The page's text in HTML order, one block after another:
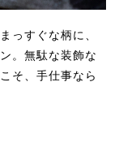
っすぐな柄に、
。無駄な装飾な
そ、手仕事なら